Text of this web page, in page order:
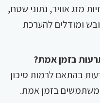
מזג אוויר, נתוני שטח,
ומודלים להערכת
בזמן אמת?
בהתאם לרמות סיכון
בזמן אמת.